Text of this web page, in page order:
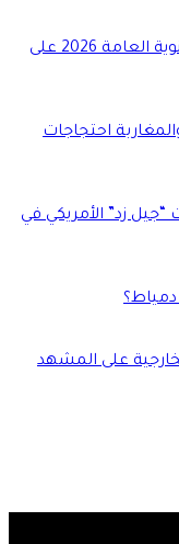
حسابات الضرورة: دلالات تنسيق الثانوية العامة 2026 على
احتجاجات
زد” الأمريكي في
على المشهد